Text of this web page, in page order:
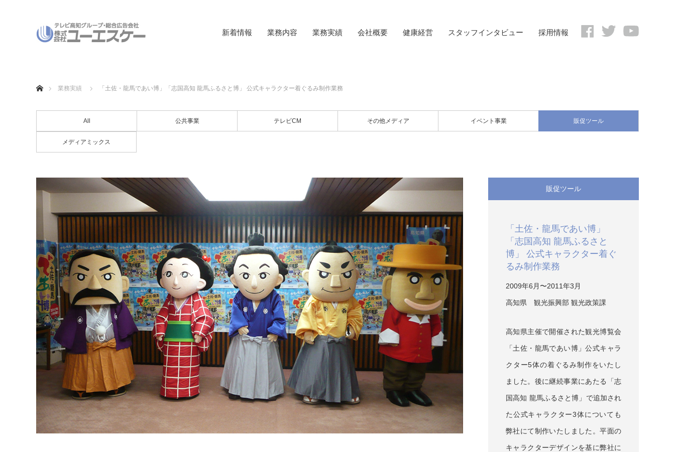
新着情報 業務内容 業務実績 会社概要 健康経営 スタッフインタビュー 採用情報
業務実績
「土佐・龍馬であい博」「志国高知 龍馬ふるさと博」 公式キャラクター着ぐるみ制作業務
All 公共事業 テレビCM その他メディア イベント事業 販促ツール
メディアミックス
販促ツール
「土佐・龍馬であい博」
「志国高知 龍馬ふるさと
博」 公式キャラクター着ぐ
るみ制作業務
2009年6月〜2011年3月
高知県 観光振興部 観光政策課
高知県主催で開催された観光博覧会
「土佐・龍馬であい博」公式キャラ
クター5体の着ぐるみ制作をいたし
ました。後に継続事業にあたる「志
国高知 龍馬ふるさと博」で追加され
た公式キャラクター3体についても
弊社にて制作いたしました。平面の
キャラクターデザインを基に弊社に